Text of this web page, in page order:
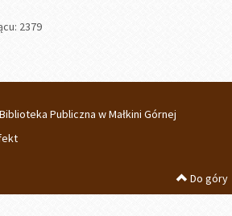
2379
Publiczna w Małkini Górnej
Do góry